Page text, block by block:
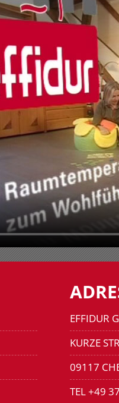
EFFIDUR
KURZE
09117
TEL +49